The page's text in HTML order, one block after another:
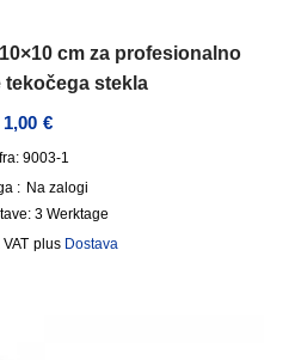
cm za profesionalno
tekočega stekla
1,00 €
9003-1
: Na zalogi
3 Werktage
plus Dostava